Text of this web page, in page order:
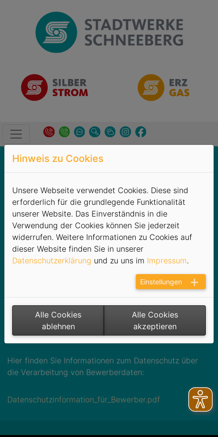
Unternehmen→Karriere
Leider sind derzeit keine freien
Stellen zu besetzen.
Unsere Ausbildungsmöglichkeiten
finden Sie im Flyer:
Flyer_Ausbildung.pdf
Ausbildung Fachangestellte für
Bäderbetriebe (m/w/d) | Beginn August
Hier finden Sie Informationen zum Datenschutz über
die Verarbeitung von Bewerberdaten:
Datenschutzinformation_für_Bewerber.pdf
Hinweis zu Cookies
Unsere Webseite verwendet Cookies. Diese sind
erforderlich für die grundlegende Funktionalität
unserer Website. Das Einverständnis in die
Verwendung der Cookies können Sie jederzeit
widerrufen. Weitere Informationen zu Cookies auf
dieser Website finden Sie in unserer
Datenschutzerklärung und zu uns im Impressum.
Einstellungen
Alle Cookies
ablehnen
Alle Cookies
akzeptieren